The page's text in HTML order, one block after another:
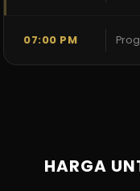
07:00 PM
HARGA